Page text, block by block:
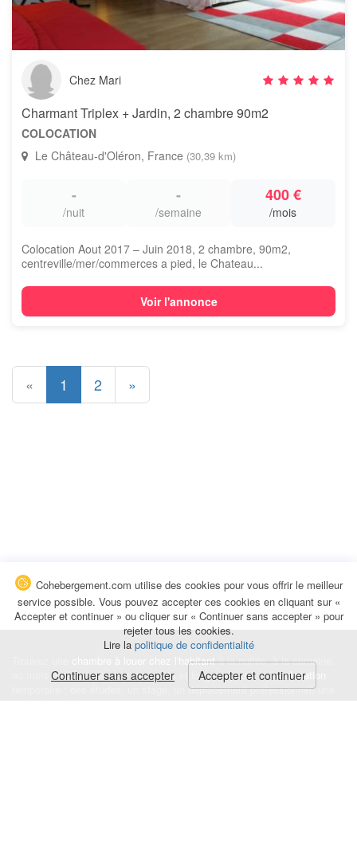
Chez Mari
Charmant Triplex + Jardin, 2 chambre 90m2
COLOCATION
Le Château-d'Oléron, France (30,39 km)
-
/nuit
-
/semaine
400 €
/mois
Colocation Aout 2017 – Juin 2018, 2 chambre, 90m2,
centreville/mer/commerces a pied, le Chateau...
Voir l'annonce
« 1 2 »
chambre à louer chez l'habitantà la nuitée, à la semaine,
au mois ou à l'année pour de courts et longs séjours, unecolocation
temporaire : des études, un stage, un déplacement professionnel, une
Cohebergement.com utilise des cookies pour vous offrir le meilleur
service possible. Vous pouvez accepter ces cookies en cliquant sur «
Accepter et continuer » ou cliquer sur « Continuer sans accepter » pour
rejeter tous les cookies.
Lire la politique de confidentialité
Continuer sans accepter Accepter et continuer